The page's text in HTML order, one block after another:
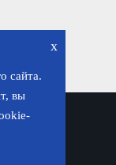
x
сайта.
вы